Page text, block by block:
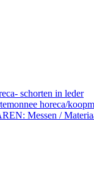
schorten in leder
horeca/
Messen /